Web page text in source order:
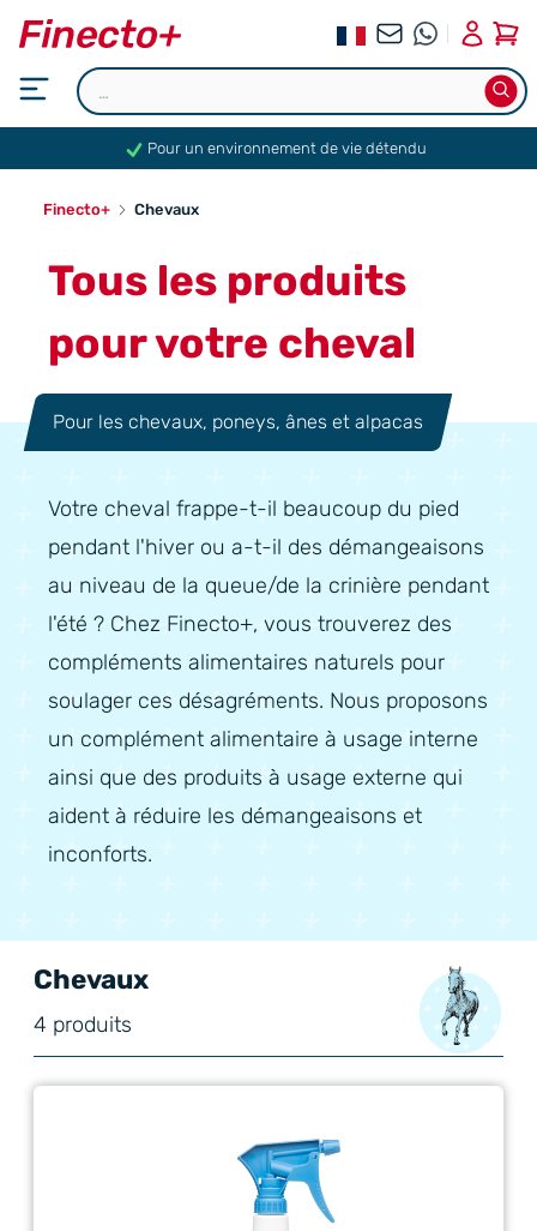
Pour un environnement de vie détendu
Finecto+ Chevaux
Tous les produits
pour votre cheval
Pour les chevaux, poneys, ânes et alpacas
Votre cheval frappe-t-il beaucoup du pied
pendant l'hiver ou a-t-il des démangeaisons
au niveau de la queue/de la crinière pendant
l'été ? Chez Finecto+, vous trouverez des
compléments alimentaires naturels pour
soulager ces désagréments. Nous proposons
un complément alimentaire à usage interne
ainsi que des produits à usage externe qui
aident à réduire les démangeaisons et
inconforts.
Chevaux
4 produits